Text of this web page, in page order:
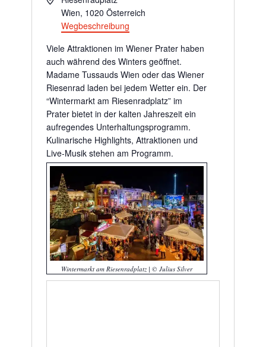
Wien, 1020 Österreich
Wegbeschreibung
Viele Attraktionen im Wiener Prater haben
auch während des Winters geöffnet.
Madame Tussauds Wien oder das Wiener
Riesenrad laden bei jedem Wetter ein. Der
“Wintermarkt am Riesenradplatz” im
Prater bietet in der kalten Jahreszeit ein
aufregendes Unterhaltungsprogramm.
Kulinarische Highlights, Attraktionen und
Live-Musik stehen am Programm.
Wintermarkt am Riesenradplatz | © Julius Silver